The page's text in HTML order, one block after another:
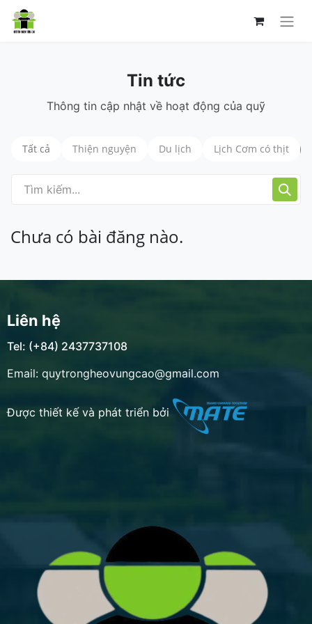
Tin tức
Thông tin cập nhật về hoạt động của quỹ
Tất cả Thiện nguyện Du lịch Lịch Cơm có thịt
Chưa có bài đăng nào.
Liên hệ
Tel: (+84) 2437737108
Email: quytrongheovungcao@gmail.com
Được thiết kế và phát triển bởi